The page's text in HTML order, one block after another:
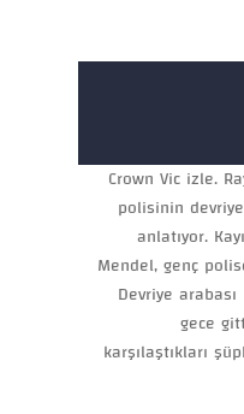
Crown Vic izle.
polisinin
anlatıyor.
Mendel, genç
Devriye
gece
karşılaştıkları